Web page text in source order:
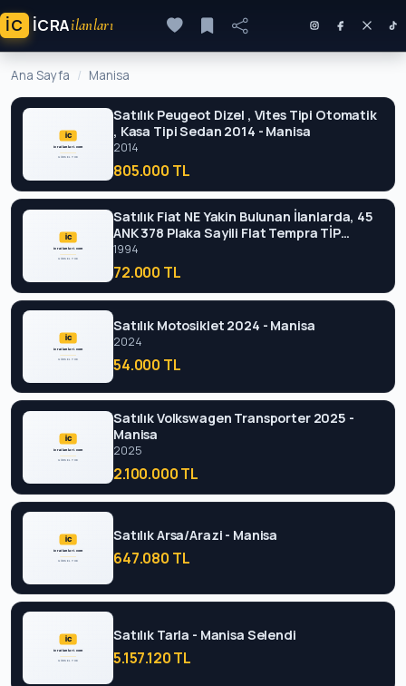
İC ICRAilanları
Ana Sayfa Manisa
Satılık Peugeot Dizel , Vites Tipi Otomatik
, Kasa Tipi Sedan 2014 - Manisa
2014
805.000 TL
Satılık Fiat NE Yakin Bulunan İlanlarda, 45
ANK 378 Plaka Sayili Flat Tempra TİP
Aracin 2.EL Piyasa Satılabilir 456 Adet İlanı
Tespit Edilmiştir.sahibinden.com VE ARA
1994 - Manisa
1994
72.000 TL
Satılık Motosiklet 2024 - Manisa
2024
54.000 TL
Satılık Volkswagen Transporter 2025 -
Manisa
2025
2.100.000 TL
Satılık Arsa/Arazi - Manisa
647.080 TL
Satılık Tarla - Manisa Selendi
5.157.120 TL